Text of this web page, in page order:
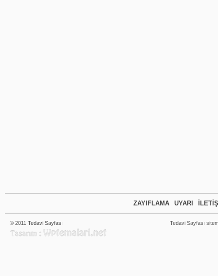
ZAYIFLAMA UYARI
© 2011 Tedavi Sayfası Tedavi Sayfası